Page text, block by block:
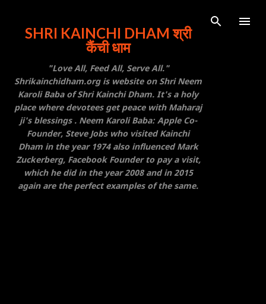
SHRI KAINCHI DHAM श्री
कैंची धाम
"Love All, Feed All, Serve All."
Shrikainchidham.org is website on Shri Neem
Karoli Baba of Shri Kainchi Dham. It's a holy
place where devotees get peace with Maharaj
ji's blessings . Neem Karoli Baba: Apple Co-
Founder, Steve Jobs who visited Kainchi
Dham in the year 1974 also influenced Mark
Zuckerberg, Facebook Founder to pay a visit,
which he did in the year 2008 and in 2015
again are the perfect examples of the same.